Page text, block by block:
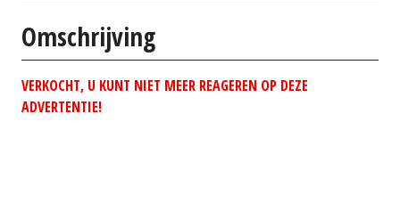
Omschrijving
VERKOCHT, U KUNT NIET MEER REAGEREN OP DEZE
ADVERTENTIE!